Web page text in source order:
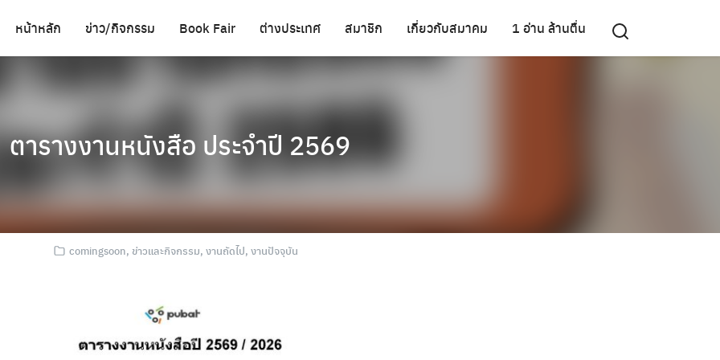
หน้าหลัก ข่าว/กิจกรรม Book Fair ต่างประเทศ สมาชิก เกี่ยวกับสมาคม 1 อ่าน ล้านตื่น
ตารางงานหนังสือ ประจำปี 2569
comingsoon, ข่าวและกิจกรรม, งานถัดไป, งานปัจจุบัน